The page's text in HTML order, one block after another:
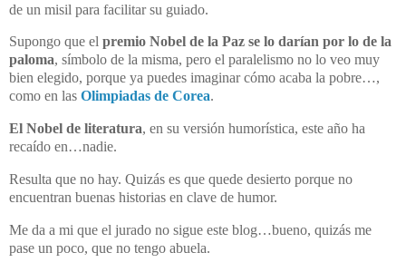
de un misil para facilitar su guiado.
Supongo que el premio Nobel de la Paz se lo darían por lo de la
paloma, símbolo de la misma, pero el paralelismo no lo veo muy
bien elegido, porque ya puedes imaginar cómo acaba la pobre…,
como en las Olimpiadas de Corea.
El Nobel de literatura, en su versión humorística, este año ha
recaído en…nadie.
Resulta que no hay. Quizás es que quede desierto porque no
encuentran buenas historias en clave de humor.
Me da a mi que el jurado no sigue este blog…bueno, quizás me
pase un poco, que no tengo abuela.